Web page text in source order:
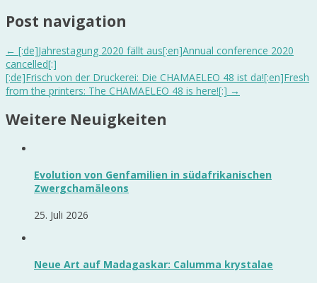
Post navigation
← [:de]Jahrestagung 2020 fällt aus[:en]Annual conference 2020
cancelled[:]
[:de]Frisch von der Druckerei: Die CHAMAELEO 48 ist da![:en]Fresh
from the printers: The CHAMAELEO 48 is here![:] →
Weitere Neuigkeiten
Evolution von Genfamilien in südafrikanischen
Zwergchamäleons
25. Juli 2026
Neue Art auf Madagaskar: Calumma krystalae